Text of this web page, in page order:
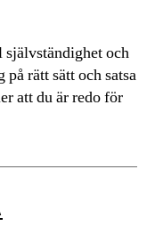
och
rätt sätt och satsa
att du är redo för